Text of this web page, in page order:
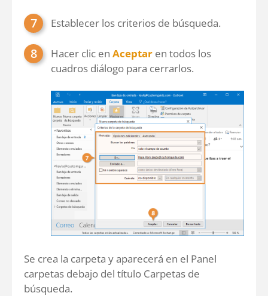
Establecer los criterios de búsqueda.
Hacer clic en Aceptar en todos los
cuadros diálogo para cerrarlos.
Se crea la carpeta y aparecerá en el Panel
carpetas debajo del título Carpetas de
búsqueda.